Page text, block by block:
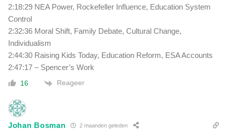
2:18:29 NEA Power, Rockefeller Influence, Education System
Control
2:32:36 Moral Shift, Family Debate, Cultural Change,
Individualism
2:44:30 Raising Kids Today, Education Reform, ESA Accounts
2:47:17 – Spencer’s Work
16 Reageer
Johan Bosman 2 maanden geleden